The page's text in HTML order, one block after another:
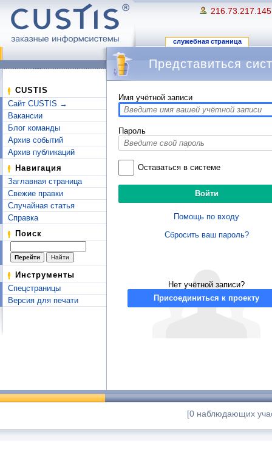
216.73.217.145
служебная страница
CUSTIS
Сайт CUSTIS →
Вакансии
Блог команды
Архив событий
Архив публикаций
Навигация
Заглавная страница
Свежие правки
Случайная статья
Справка
Поиск
Инструменты
Спецстраницы
Версия для печати
Представиться
Имя учётной записи
Пароль
Оставаться в системе
Помощь по входу
Сбросить ваш пароль?
Нет учётной записи?
Присоединиться к проекту
[0 наблюдающих